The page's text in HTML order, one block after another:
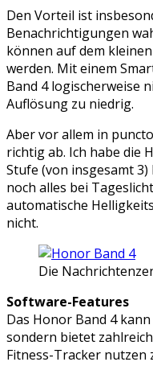
Den Vorteil ist
Benachrichtigungen
können auf dem
werden. Mit einem
Band 4 logischerweise
Auflösung zu niedrig.
Aber vor allem in
richtig ab. Ich habe die
Stufe (von insgesamt
noch alles bei
automatische
nicht.
Die
Software-Features
Das Honor Band 4
sondern bietet
Fitness-Tracker nutzen